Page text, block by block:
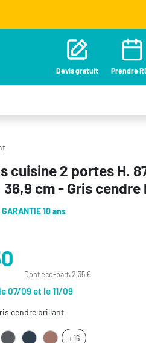
Devis gratuit Prendre
cuisine 2 portes H.
36,9 cm - Gris
GARANTIE 10 ans
Dont éco-part. 2,35 €
07/09 et le 11/09
cendre brillant
+ 16